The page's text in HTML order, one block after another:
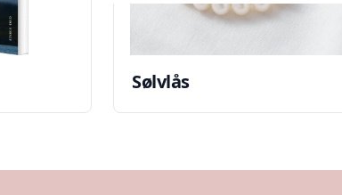
Sølvlås